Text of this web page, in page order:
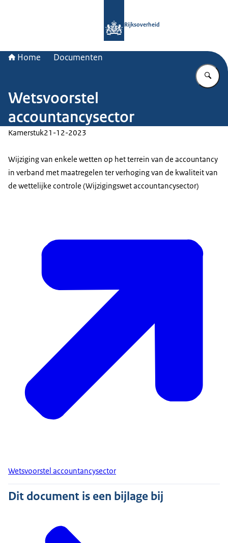
Rijksoverheid
Home Documenten
Wetsvoorstel
accountancysector
Kamerstuk21-12-2023
Wijziging van enkele wetten op het terrein van de accountancy
in verband met maatregelen ter verhoging van de kwaliteit van
de wettelijke controle (Wijzigingswet accountancysector)
Wetsvoorstel accountancysector
Dit document is een bijlage bij